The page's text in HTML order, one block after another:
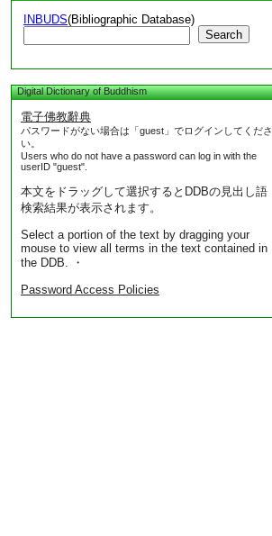
INBUDS(Bibliographic Database)
Search
Digital Dictionary of Buddhism
電子佛教辭典
パスワードがない場合は「guest」でログインしてくださ
い。
Users who do not have a password can log in with the
userID "guest".
本文をドラッグして選択するとDDBの見出し語
検索結果が表示されます。
Select a portion of the text by dragging your
mouse to view all terms in the text contained in
the DDB. ・
Password Access Policies